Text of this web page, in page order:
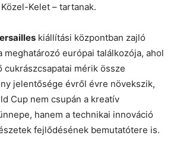
Kelet – tartanak.
kiállítási központban zajló
meghatározó európai találkozója, ahol
cukrászcsapatai mérik össze
jelentősége évről évre növekszik,
Cup nem csupán a kreatív
hanem a technikai innováció
fejlődésének bemutatótere is.